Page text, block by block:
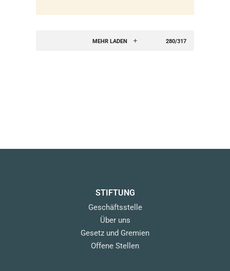
MEHR LADEN 280/317
STIFTUNG
Geschäftsstelle
Über uns
Gesetz und Gremien
Offene Stellen